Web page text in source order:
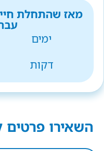
מאז שהתחלת
ימים
דקות
השאירו פרטים